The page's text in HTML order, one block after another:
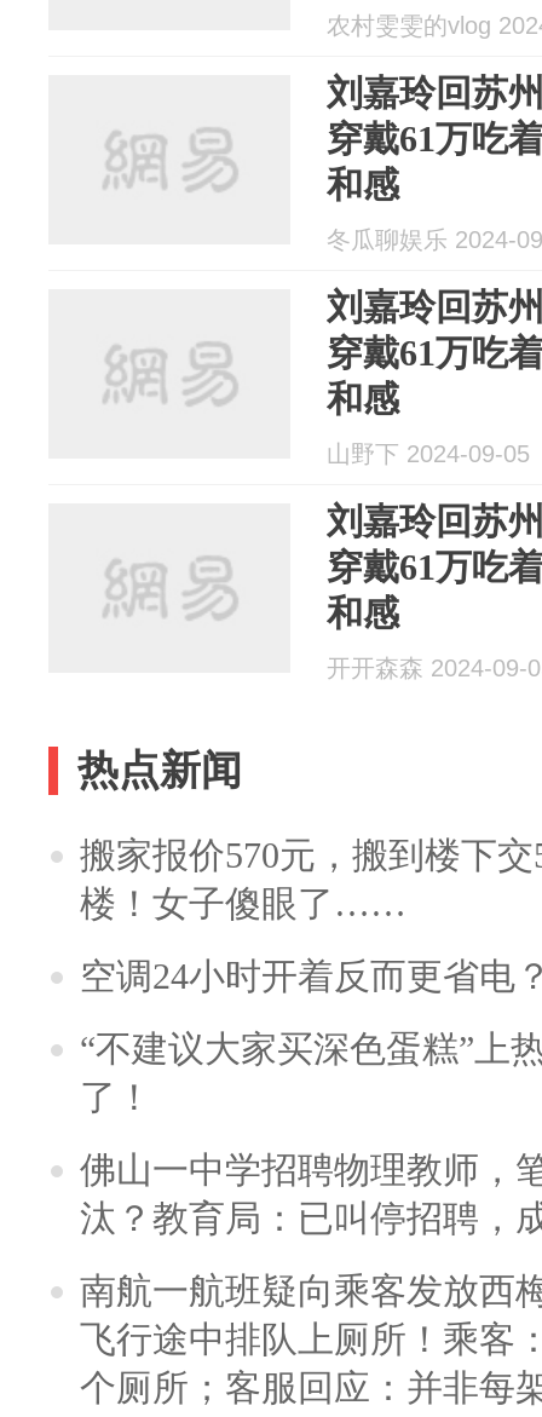
农村雯雯的vlog
刘嘉玲回苏
穿戴61万吃
和感
冬瓜聊娱乐 2024-
刘嘉玲回苏
穿戴61万吃
和感
山野下 2024-09-05
刘嘉玲回苏
穿戴61万吃
和感
开开森森 2024-09-
热点新闻
搬家报价570元，搬到楼下
楼！女子傻眼了……
空调24小时开着反而更省电
“不建议大家买深色蛋糕”上
了！
佛山一中学招聘物理教师，
汰？教育局：已叫停招聘，
南航一航班疑向乘客发放西
飞行途中排队上厕所！乘客
个厕所；客服回应：并非每